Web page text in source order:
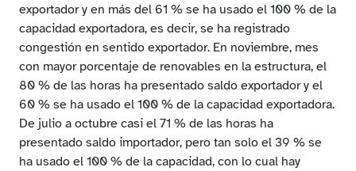
exportador y en más del 61 % se ha usado el 100 % de la
capacidad exportadora, es decir, se ha registrado
congestión en sentido exportador. En noviembre, mes
con mayor porcentaje de renovables en la estructura, el
80 % de las horas ha presentado saldo exportador y el
60 % se ha usado el 100 % de la capacidad exportadora.
De julio a octubre casi el 71 % de las horas ha
presentado saldo importador, pero tan solo el 39 % se
ha usado el 100 % de la capacidad, con lo cual hay